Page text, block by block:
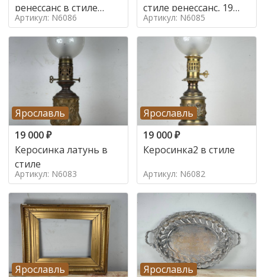
ренессанс в стиле
ренессанс,
Артикул: N6086
стиле ренессанс, 19
век
Артикул: N6085
Ярославль
19 000₽
Керосинка латунь в
стиле
Артикул: N6083
Ярославль
19 000₽
Керосинка2 в стиле
Артикул: N6082
Ярославль
Ярославль